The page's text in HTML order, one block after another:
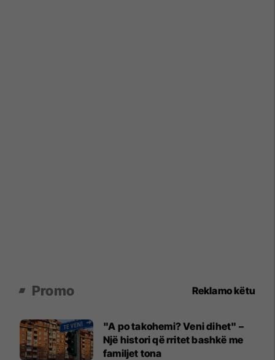
Promo Reklamo këtu
"A po takohemi? Veni dihet" –
Një histori që rritet bashkë me
familjet tona